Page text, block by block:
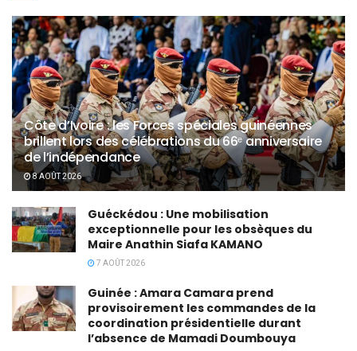
Côte d’Ivoire : les Forces spéciales guinéennes
brillent lors des célébrations du 66ᵉ anniversaire
de l’indépendance
8 AOÛT 2026
Guéckédou : Une mobilisation
exceptionnelle pour les obsèques du
Maire Anathin Siafa KAMANO
7 AOÛT 2026
Guinée : Amara Camara prend
provisoirement les commandes de la
coordination présidentielle durant
l’absence de Mamadi Doumbouya